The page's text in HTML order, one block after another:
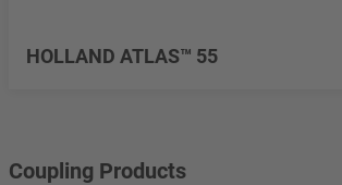
HOLLAND ATLAS™ 55
Coupling Products